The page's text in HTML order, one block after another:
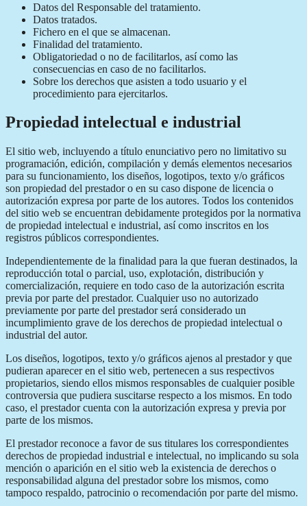
Datos del Responsable del tratamiento.
Datos tratados.
Fichero en el que se almacenan.
Finalidad del tratamiento.
Obligatoriedad o no de facilitarlos, así como las
consecuencias en caso de no facilitarlos.
Sobre los derechos que asisten a todo usuario y el
procedimiento para ejercitarlos.
Propiedad intelectual e industrial
El sitio web, incluyendo a título enunciativo pero no limitativo su
programación, edición, compilación y demás elementos necesarios
para su funcionamiento, los diseños, logotipos, texto y/o gráficos
son propiedad del prestador o en su caso dispone de licencia o
autorización expresa por parte de los autores. Todos los contenidos
del sitio web se encuentran debidamente protegidos por la normativa
de propiedad intelectual e industrial, así como inscritos en los
registros públicos correspondientes.
Independientemente de la finalidad para la que fueran destinados, la
reproducción total o parcial, uso, explotación, distribución y
comercialización, requiere en todo caso de la autorización escrita
previa por parte del prestador. Cualquier uso no autorizado
previamente por parte del prestador será considerado un
incumplimiento grave de los derechos de propiedad intelectual o
industrial del autor.
Los diseños, logotipos, texto y/o gráficos ajenos al prestador y que
pudieran aparecer en el sitio web, pertenecen a sus respectivos
propietarios, siendo ellos mismos responsables de cualquier posible
controversia que pudiera suscitarse respecto a los mismos. En todo
caso, el prestador cuenta con la autorización expresa y previa por
parte de los mismos.
El prestador reconoce a favor de sus titulares los correspondientes
derechos de propiedad industrial e intelectual, no implicando su sola
mención o aparición en el sitio web la existencia de derechos o
responsabilidad alguna del prestador sobre los mismos, como
tampoco respaldo, patrocinio o recomendación por parte del mismo.